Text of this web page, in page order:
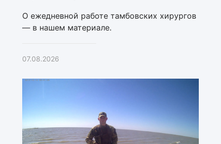
О ежедневной работе тамбовских хирургов
— в нашем материале.
07.08.2026